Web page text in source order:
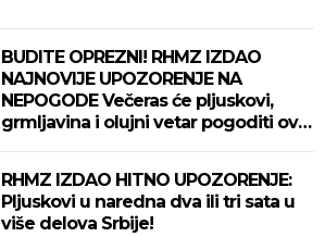
BUDITE OPREZNI! RHMZ IZDAO
NAJNOVIJE UPOZORENJE NA
NEPOGODE Večeras će pljuskovi,
grmljavina i olujni vetar pogoditi ove
RHMZ IZDAO HITNO UPOZORENJE:
Pljuskovi u naredna dva ili tri sata u
više delova Srbije!